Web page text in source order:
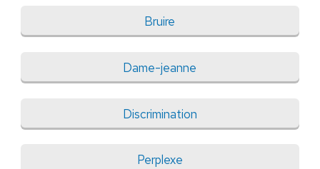
Bruire
Dame-jeanne
Discrimination
Perplexe